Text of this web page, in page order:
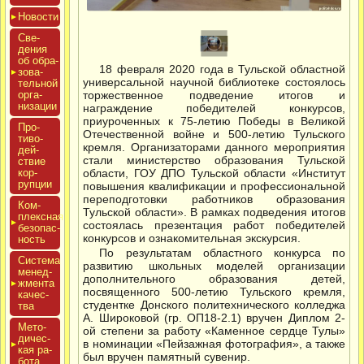
Новос­ти
Све­
дения
об об­ра­
зова­
тель­ной
ор­га­
низа­ции
Про­
тиво­
дей­
ствие
кор­
рупции
Ком­
плексная
бе­зопас­
ность
Сис­те­ма
ме­нед­
жмен­та
ка­чес­
тва
Мето­
дичес­
кая ра­
бота
18 февраля 2020 года в Тульской областной
универсальной научной библиотеке состоялось
торжественное подведение итогов и
награждение победителей конкурсов,
приуроченных к 75-летию Победы в Великой
Отечественной войне и 500-летию Тульского
кремля. Организаторами данного мероприятия
стали министерство образования Тульской
области, ГОУ ДПО Тульской области «Институт
повышения квалификации и профессиональной
переподготовки работников образования
Тульской области». В рамках подведения итогов
состоялась презентация работ победителей
конкурсов и ознакомительная экскурсия.
По результатам областного конкурса по
развитию школьных моделей организации
дополнительного образования детей,
посвященного 500-летию Тульского кремля,
студентке Донского политехнического колледжа
А. Широковой (гр. ОП18-2.1) вручен Диплом 2-
ой степени за работу «Каменное сердце Тулы»
в номинации «Пейзажная фотография», а также
был вручен памятный сувенир.